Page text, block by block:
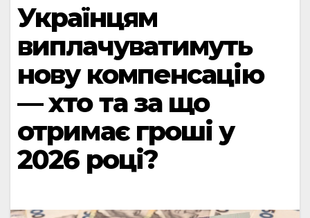
Українцям
виплачуватимуть
нову компенсацію
— хто та за що
отримає гроші у
2026 році?